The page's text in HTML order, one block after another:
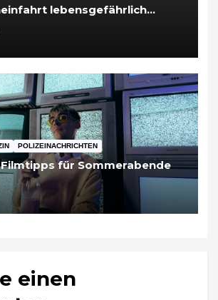
lebensgefährlich
POLIZEINACHRICHTEN
für Sommerabende
einen